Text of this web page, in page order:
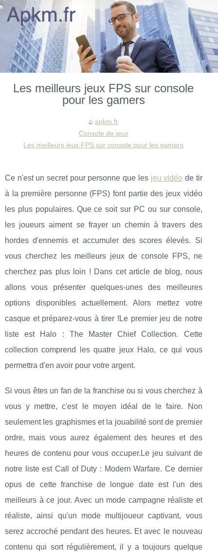
Les meilleurs jeux FPS sur console
pour les gamers
apkm.fr
Console de jeux
Les meilleurs jeux FPS sur console pour les gamers
Ce n'est un secret pour personne que les jeu vidéo de tir
à la première personne (FPS) font partie des jeux vidéo
les plus populaires. Que ce soit sur PC ou sur console,
les joueurs aiment se frayer un chemin à travers des
hordes d'ennemis et accumuler des scores élevés. Si
vous cherchez les meilleurs jeux de console FPS, ne
cherchez pas plus loin ! Dans cet article de blog, nous
allons vous présenter quelques-unes des meilleures
options disponibles actuellement. Alors mettez votre
casque et préparez-vous à tirer !Le premier jeu de notre
liste est Halo : The Master Chief Collection. Cette
collection comprend les quatre jeux Halo, ce qui vous
permettra d'en avoir pour votre argent.
Si vous êtes un fan de la franchise ou si vous cherchez à
vous y mettre, c'est le moyen idéal de le faire. Non
seulement les graphismes et la jouabilité sont de premier
ordre, mais vous aurez également des heures et des
heures de contenu pour vous occuper.Le jeu suivant de
notre liste est Call of Duty : Modern Warfare. Ce dernier
opus de cette franchise de longue date est l'un des
meilleurs à ce jour. Avec un mode campagne réaliste et
réaliste, ainsi qu'un mode multijoueur captivant, vous
serez accroché pendant des heures. Et avec le nouveau
contenu qui sort régulièrement, il y a toujours quelque